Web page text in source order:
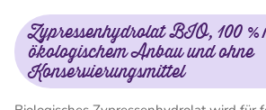
Zypressenhydrolat BIO, 100 %
ökologischem Anbau und ohne
Konservierungsmittel